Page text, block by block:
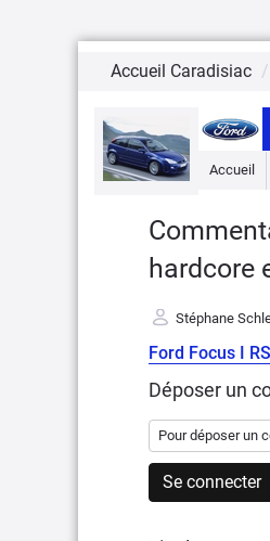
Accueil Caradisiac
Accueil
hardcore
Stéphane
Ford Focus I
Déposer un
Pour déposer un
Se connecter